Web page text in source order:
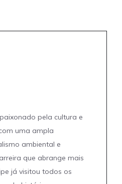
pela cultura e
uma ampla
ambiental e
que abrange mais
já visitou todos os